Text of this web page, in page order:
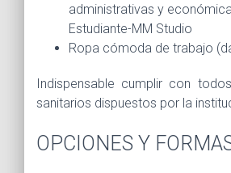
administrativas y
Estudiante-MM Studio
Ropa cómoda de trabajo
Indispensable cumplir con
sanitarios dispuestos por la
OPCIONES Y